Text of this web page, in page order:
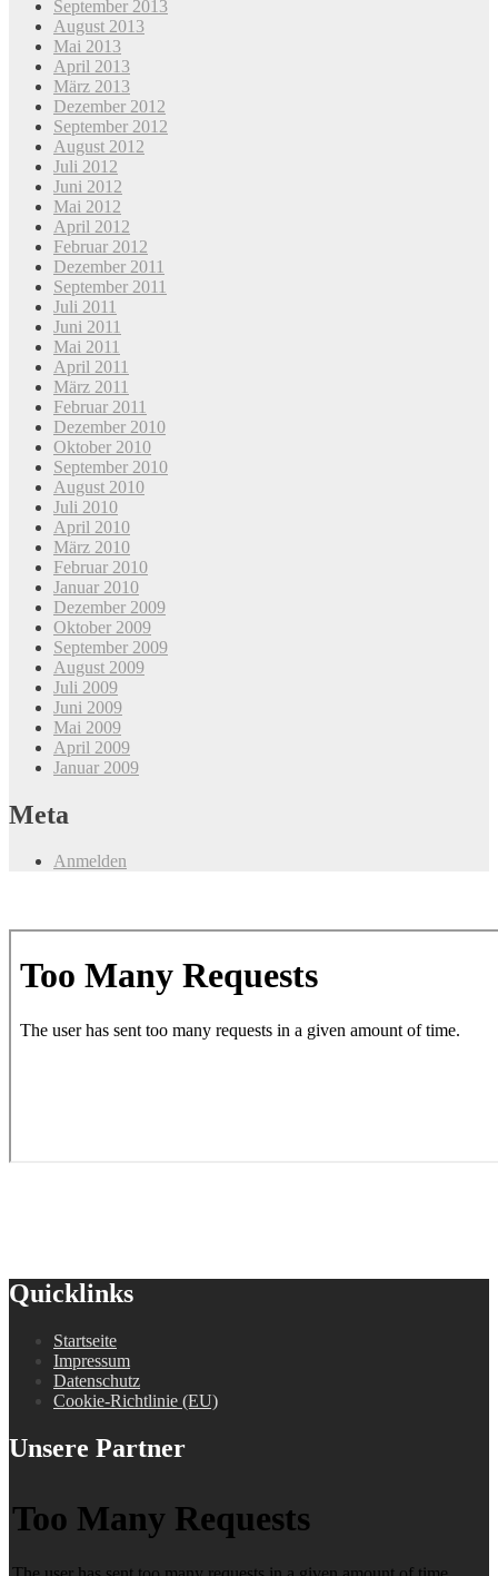
September 2013
August 2013
Mai 2013
April 2013
März 2013
Dezember 2012
September 2012
August 2012
Juli 2012
Juni 2012
Mai 2012
April 2012
Februar 2012
Dezember 2011
September 2011
Juli 2011
Juni 2011
Mai 2011
April 2011
März 2011
Februar 2011
Dezember 2010
Oktober 2010
September 2010
August 2010
Juli 2010
April 2010
März 2010
Februar 2010
Januar 2010
Dezember 2009
Oktober 2009
September 2009
August 2009
Juli 2009
Juni 2009
Mai 2009
April 2009
Januar 2009
Meta
Anmelden
Quicklinks
Startseite
Impressum
Datenschutz
Cookie-Richtlinie (EU)
Unsere Partner